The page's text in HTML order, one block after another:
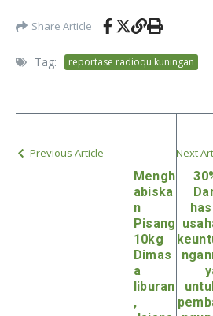
Share Article
Tag: reportase radioqu kuningan
Previous Article
Mengh
abiska
n
Pisang
10kg
Dimas
a
liburan
,
Next